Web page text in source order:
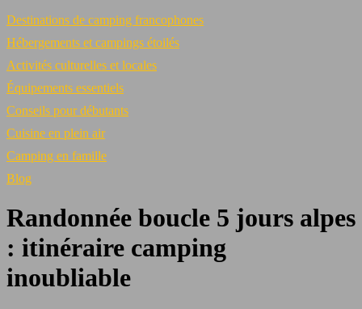
Destinations de camping francophones
Hébergements et campings étoilés
Activités culturelles et locales
Équipements essentiels
Conseils pour débutants
Cuisine en plein air
Camping en famille
Blog
Randonnée boucle 5 jours alpes
: itinéraire camping
inoubliable